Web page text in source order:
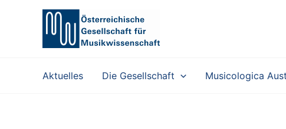
Aktuelles Die Gesellschaft Musicologica